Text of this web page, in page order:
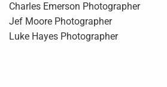
Charles Emerson Photographer
Jef Moore Photographer
Luke Hayes Photographer